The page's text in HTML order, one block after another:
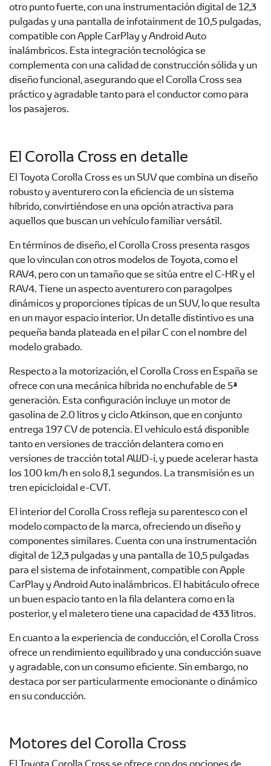
otro punto fuerte, con una instrumentación digital de 12,3
pulgadas y una pantalla de infotainment de 10,5 pulgadas,
compatible con Apple CarPlay y Android Auto
inalámbricos. Esta integración tecnológica se
complementa con una calidad de construcción sólida y un
diseño funcional, asegurando que el Corolla Cross sea
práctico y agradable tanto para el conductor como para
los pasajeros.
El Corolla Cross en detalle
El Toyota Corolla Cross es un SUV que combina un diseño
robusto y aventurero con la eficiencia de un sistema
híbrido, convirtiéndose en una opción atractiva para
aquellos que buscan un vehículo familiar versátil.
En términos de diseño, el Corolla Cross presenta rasgos
que lo vinculan con otros modelos de Toyota, como el
RAV4, pero con un tamaño que se sitúa entre el C-HR y el
RAV4. Tiene un aspecto aventurero con paragolpes
dinámicos y proporciones típicas de un SUV, lo que resulta
en un mayor espacio interior. Un detalle distintivo es una
pequeña banda plateada en el pilar C con el nombre del
modelo grabado.
Respecto a la motorización, el Corolla Cross en España se
ofrece con una mecánica híbrida no enchufable de 5ª
generación. Esta configuración incluye un motor de
gasolina de 2.0 litros y ciclo Atkinson, que en conjunto
entrega 197 CV de potencia. El vehículo está disponible
tanto en versiones de tracción delantera como en
versiones de tracción total AWD-i, y puede acelerar hasta
los 100 km/h en solo 8,1 segundos. La transmisión es un
tren epicicloidal e-CVT.
El interior del Corolla Cross refleja su parentesco con el
modelo compacto de la marca, ofreciendo un diseño y
componentes similares. Cuenta con una instrumentación
digital de 12,3 pulgadas y una pantalla de 10,5 pulgadas
para el sistema de infotainment, compatible con Apple
CarPlay y Android Auto inalámbricos. El habitáculo ofrece
un buen espacio tanto en la fila delantera como en la
posterior, y el maletero tiene una capacidad de 433 litros.
En cuanto a la experiencia de conducción, el Corolla Cross
ofrece un rendimiento equilibrado y una conducción suave
y agradable, con un consumo eficiente. Sin embargo, no
destaca por ser particularmente emocionante o dinámico
en su conducción.
Motores del Corolla Cross